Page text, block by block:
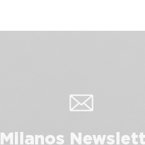
Φούξια
Milanos